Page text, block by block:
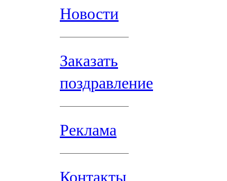
Новости
Заказать
поздравление
Реклама
Контакты